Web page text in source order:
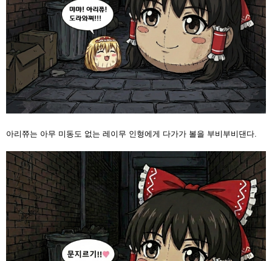
아리쮸는 아무 미동도 없는 레이무 인형에게 다가가 볼을 부비부비댄다.